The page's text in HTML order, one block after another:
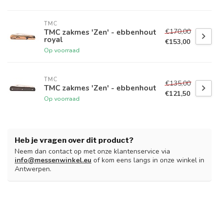
TMC
TMC zakmes 'Zen' - ebbenhout
royal
Op voorraad
€170,00
€153,00
TMC
TMC zakmes 'Zen' - ebbenhout
Op voorraad
€135,00
€121,50
Heb je vragen over dit product?
Neem dan contact op met onze klantenservice via
info@messenwinkel.eu of kom eens langs in onze winkel in
Antwerpen.